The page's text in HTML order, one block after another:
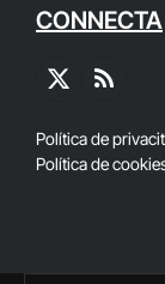
CONNECTA
X
RSS
Política de
Política de